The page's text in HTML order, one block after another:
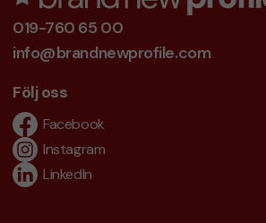
019-760 65 00
info@brandnewprofile.com
Följ oss
Facebook
Instagram
LinkedIn